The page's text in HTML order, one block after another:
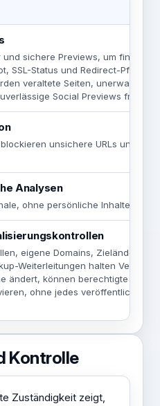
und sichere Previews, um finales
SSL-Status und Redirect-Pfad vor
veraltete Seiten, unerwartete
Social Previews früh
unsichere URLs und
Analysen
ohne persönliche Inhalte zu
eigene Domains,
Weiterleitungen halten
ändert, können berechtigte
ohne jedes veröffentlichte
Kontrolle
Zuständigkeit zeigt,